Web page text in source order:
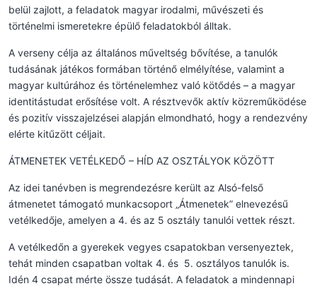
belül zajlott, a feladatok magyar irodalmi, művészeti és
történelmi ismeretekre épülő feladatokból álltak.
A verseny célja az általános műveltség bővítése, a tanulók
tudásának játékos formában történő elmélyítése, valamint a
magyar kultúrához és történelemhez való kötődés – a magyar
identitástudat erősítése volt. A résztvevők aktív közreműködése
és pozitív visszajelzései alapján elmondható, hogy a rendezvény
elérte kitűzött céljait.
ÁTMENETEK VETÉLKEDŐ – HÍD AZ OSZTÁLYOK KÖZÖTT
Az idei tanévben is megrendezésre került az Alsó-felső
átmenetet támogató munkacsoport „Átmenetek” elnevezésű
vetélkedője, amelyen a 4. és az 5 osztály tanulói vettek részt.
A vetélkedőn a gyerekek vegyes csapatokban versenyeztek,
tehát minden csapatban voltak 4. és 5. osztályos tanulók is.
Idén 4 csapat mérte össze tudását. A feladatok a mindennapi